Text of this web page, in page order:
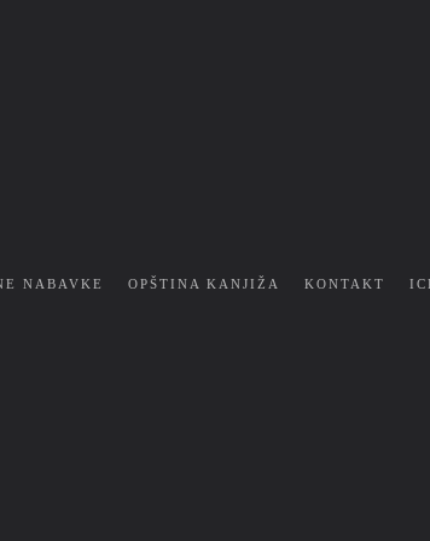
NABAVKE OPŠTINA KANJIŽA KONTAKT